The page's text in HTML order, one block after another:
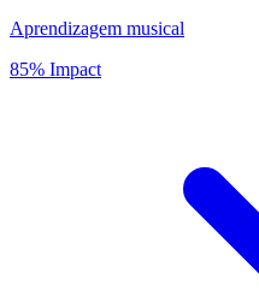
Aprendizagem musical
85% Impact